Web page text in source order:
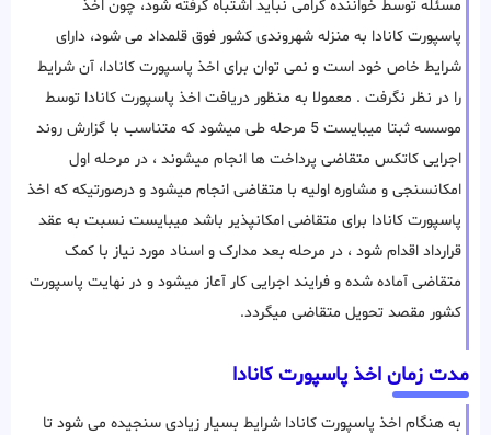
مسئله توسط خواننده گرامی نباید اشتباه گرفته شود، چون اخذ
پاسپورت کانادا به منزله شهروندی کشور فوق قلمداد می شود، دارای
شرایط خاص خود است و نمی توان برای اخذ پاسپورت کانادا، آن شرایط
را در نظر نگرفت . معمولا به منظور دریافت اخذ پاسپورت کانادا توسط
موسسه ثبتا میبایست 5 مرحله طی میشود که متناسب با گزارش روند
اجرایی کاتکس متقاضی پرداخت ها انجام میشوند ، در مرحله اول
امکانسنجی و مشاوره اولیه با متقاضی انجام میشود و درصورتیکه که اخذ
پاسپورت کانادا برای متقاضی امکانپذیر باشد میبایست نسبت به عقد
قرارداد اقدام شود ، در مرحله بعد مدارک و اسناد مورد نیاز با کمک
متقاضی آماده شده و فرایند اجرایی کار آعاز میشود و در نهایت پاسپورت
کشور مقصد تحویل متقاضی میگردد.
مدت زمان اخذ پاسپورت کانادا
به هنگام اخذ پاسپورت کانادا شرایط بسیار زیادی سنجیده می شود تا